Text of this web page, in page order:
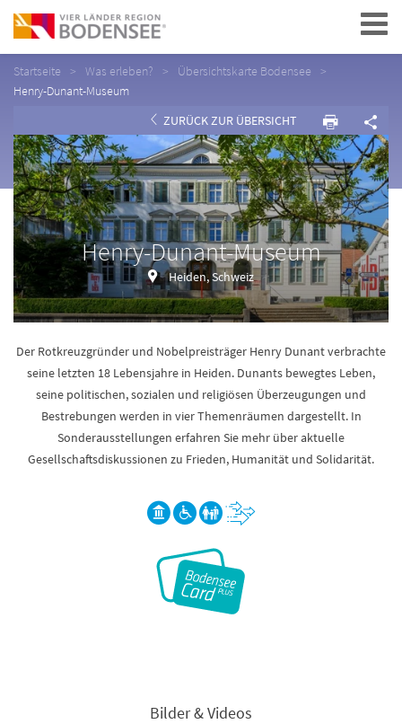
Navigation
Startseite Was erleben?
Übersichtskarte Bodensee
Henry-Dunant-Museum
ZURÜCK ZUR ÜBERSICHT
Henry-Dunant-Museum
Heiden, Schweiz
Der Rotkreuzgründer und Nobelpreisträger Henry Dunant verbrachte
seine letzten 18 Lebensjahre in Heiden. Dunants bewegtes Leben,
seine politischen, sozialen und religiösen Überzeugungen und
Bestrebungen werden in vier Themenräumen dargestellt. In
Sonderausstellungen erfahren Sie mehr über aktuelle
Gesellschaftsdiskussionen zu Frieden, Humanität und Solidarität.
Bilder & Videos